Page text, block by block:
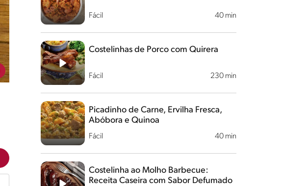
Fácil 40 min
Fácil 230 min
Costelinhas de Porco com Quirera
Fácil 40 min
Picadinho de Carne, Ervilha Fresca,
Abóbora e Quinoa
Costelinha ao Molho Barbecue:
Receita Caseira com Sabor Defumado